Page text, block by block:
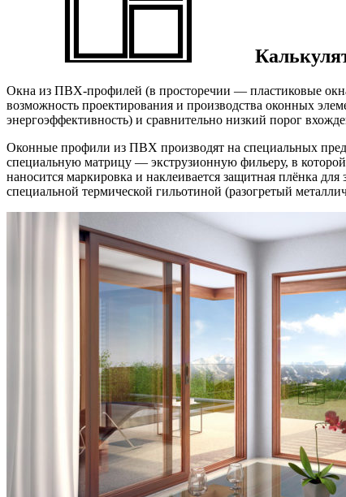
Окна из ПВХ-профилей (в просторечии — пластиковые
возможность проектирования и производства оконных
энергоэффективность) и сравнительно низкий порог
Оконные профили из ПВХ производят на специальных
специальную матрицу — экструзионную фильеру, в
наносится маркировка и наклеивается защитная плёнка
специальной термической гильотиной (разогретый